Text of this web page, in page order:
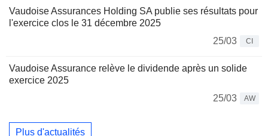
Vaudoise Assurances Holding SA publie ses résultats pour
l'exercice clos le 31 décembre 2025
25/03
CI
Vaudoise Assurance relève le dividende après un solide
exercice 2025
25/03
AW
Plus d'actualités